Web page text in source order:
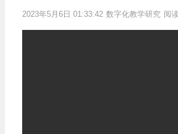
2023年5月6日 01:33:42 数字化教学研究 阅